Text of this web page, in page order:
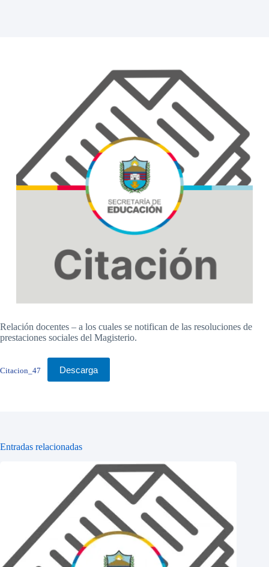
Relación docentes – a los cuales se notifican de las resoluciones de
prestaciones sociales del Magisterio.
Citacion_47 Descarga
Entradas relacionadas